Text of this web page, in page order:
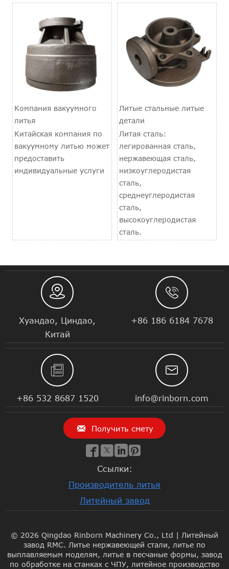
Компания вакуумного
литья
Китайская компания по
вакуумному литью может
предоставить
индивидуальные услуги
Литые стальные литые
детали
Литая сталь:
легированная сталь,
нержавеющая сталь,
низкоуглеродистая
сталь,
среднеуглеродистая
сталь,
высокоуглеродистая
сталь.

Хуандао, Циндао,
Китай

+86 186 6184 7678

+86 532 8687 1520

info@rinborn.com
 Получить смету
   
Ссылки:
Производитель литья
Литейный завод
© 2026 Qingdao Rinborn Machinery Co., Ltd | Литейный
завод RMC. Литье нержавеющей стали, литье по
выплавляемым моделям, литье в песчаные формы, завод
по обработке на станках с ЧПУ, литейное производство